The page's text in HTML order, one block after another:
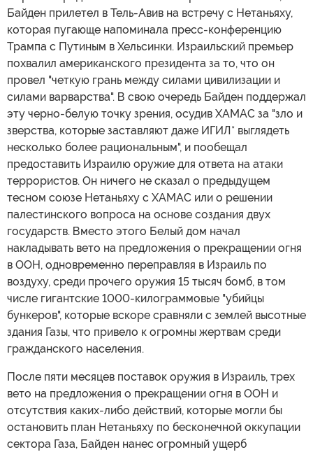
Байден прилетел в Тель-Авив на встречу с Нетаньяху,
которая пугающе напоминала пресс-конференцию
Трампа с Путиным в Хельсинки. Израильский премьер
похвалил американского президента за то, что он
провел "четкую грань между силами цивилизации и
силами варварства". В свою очередь Байден поддержал
эту черно-белую точку зрения, осудив ХАМАС за "зло и
зверства, которые заставляют даже ИГИЛ* выглядеть
несколько более рациональным", и пообещал
предоставить Израилю оружие для ответа на атаки
террористов. Он ничего не сказал о предыдущем
тесном союзе Нетаньяху с ХАМАС или о решении
палестинского вопроса на основе создания двух
государств. Вместо этого Белый дом начал
накладывать вето на предложения о прекращении огня
в ООН, одновременно переправляя в Израиль по
воздуху, среди прочего оружия 15 тысяч бомб, в том
числе гигантские 1000-килограммовые "убийцы
бункеров", которые вскоре сравняли с землей высотные
здания Газы, что привело к огромны жертвам среди
гражданского населения.
После пяти месяцев поставок оружия в Израиль, трех
вето на предложения о прекращении огня в ООН и
отсутствия каких-либо действий, которые могли бы
остановить план Нетаньяху по бесконечной оккупации
сектора Газа, Байден нанес огромный ущерб